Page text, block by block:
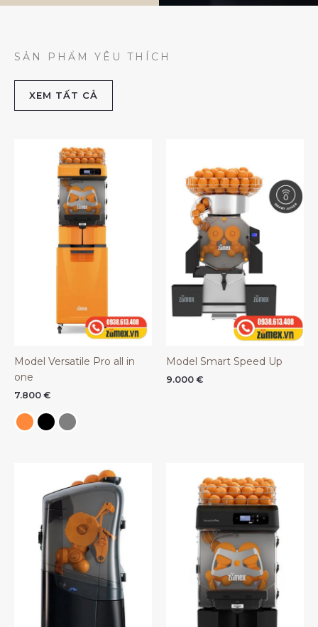
SẢN PHẨM YÊU THÍCH
XEM TẤT CẢ
Model Versatile Pro all in
one
7.800 €
Model Smart Speed Up
9.000 €